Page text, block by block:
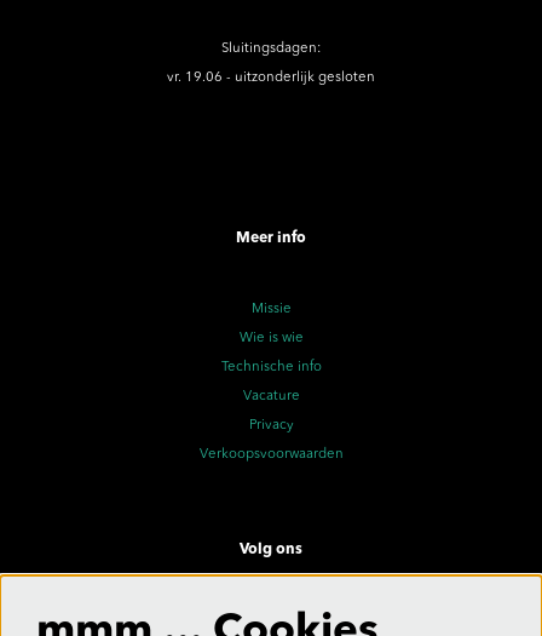
Sluitingsdagen:
vr. 19.06 - uitzonderlijk gesloten
Meer info
Missie
Wie is wie
Technische info
Vacature
Privacy
Verkoopsvoorwaarden
Volg ons